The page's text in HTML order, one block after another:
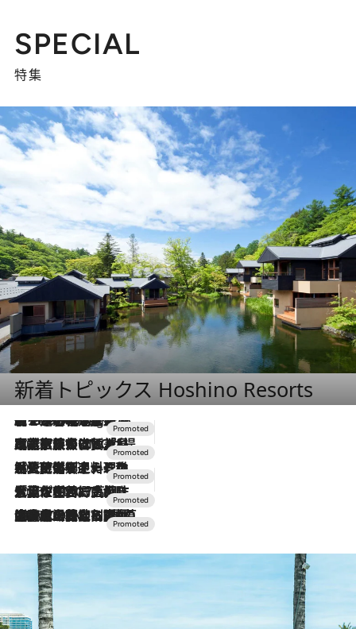
SPECIAL
特集
新着トピックス Hoshino Resorts
10 Hours Ago
【トンボの足水浴】ヒノキの香りに包まれて涼感マックス！約13℃の湧水かけ流しを避暑地「星野温泉 トンボの湯」で体験
2026.7.31
【ホテル帰省】という選択肢をOMOが提案。家族とほどよい距離を保つには「昼は実家、夜は気兼ねなくホテルで！」
2026.7.24
【夏限定ディナーコース】旬を迎える稚鮎や花ズッキーニなどをイタリア・トスカーナの郷土料理の手法で満喫！
2026.7.17
「土佐和ハーブかき氷」がOMO7高知に登場！生姜、山椒、大葉など目にも舌にも涼を呼ぶ郷土の味
2026.7.10
NEW OPEN！【界 草津】名湯の地に誕生。趣の異なる2種の温泉と上州ならではの会席・蕎麦割烹など美食を味わう究極の癒やし旅